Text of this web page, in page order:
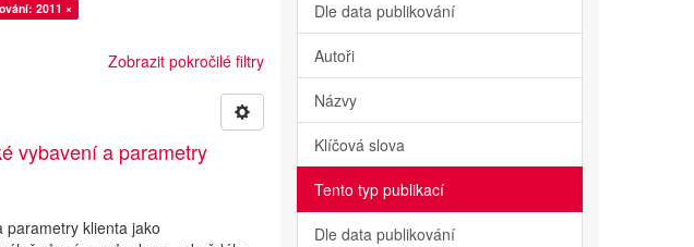
2011 ×
Zobrazit pokročilé filtry
vybavení a parametry
klienta jako
Dle data publikování
Autoři
Názvy
Klíčová slova
Tento typ publikací
Dle data publikování